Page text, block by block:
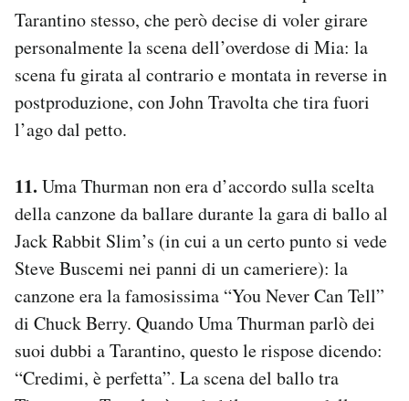
Tarantino stesso, che però decise di voler girare
personalmente la scena dell’overdose di Mia: la
scena fu girata al contrario e montata in reverse in
postproduzione, con John Travolta che tira fuori
l’ago dal petto.
11. Uma Thurman non era d’accordo sulla scelta
della canzone da ballare durante la gara di ballo al
Jack Rabbit Slim’s (in cui a un certo punto si vede
Steve Buscemi nei panni di un cameriere): la
canzone era la famosissima “You Never Can Tell”
di Chuck Berry. Quando Uma Thurman parlò dei
suoi dubbi a Tarantino, questo le rispose dicendo:
“Credimi, è perfetta”. La scena del ballo tra